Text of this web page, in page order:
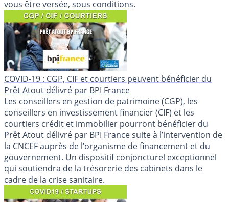
vous être versée, sous conditions.
COVID-19 : CGP, CIF et courtiers peuvent bénéficier du
Prêt Atout délivré par BPI France
Les conseillers en gestion de patrimoine (CGP), les
conseillers en investissement financier (CIF) et les
courtiers crédit et immobilier pourront bénéficier du
Prêt Atout délivré par BPI France suite à l’intervention de
la CNCEF auprès de l’organisme de financement et du
gouvernement. Un dispositif conjoncturel exceptionnel
qui soutiendra de la trésorerie des cabinets dans le
cadre de la crise sanitaire.